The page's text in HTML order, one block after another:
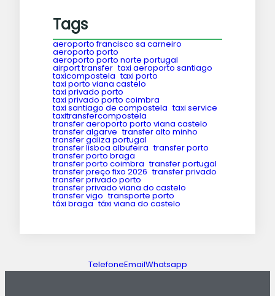
Tags
aeroporto francisco sa carneiro
aeroporto porto
aeroporto porto norte portugal
airport transfer taxi aeroporto santiago
taxicompostela taxi porto
taxi porto viana castelo
taxi privado porto
taxi privado porto coimbra
taxi santiago de compostela taxi service
taxitransfercompostela
transfer aeroporto porto viana castelo
transfer algarve transfer alto minho
transfer galiza portugal
transfer lisboa albufeira transfer porto
transfer porto braga
transfer porto coimbra transfer portugal
transfer preço fixo 2026 transfer privado
transfer privado porto
transfer privado viana do castelo
transfer vigo transporte porto
táxi braga táxi viana do castelo
TelefoneEmailWhatsapp